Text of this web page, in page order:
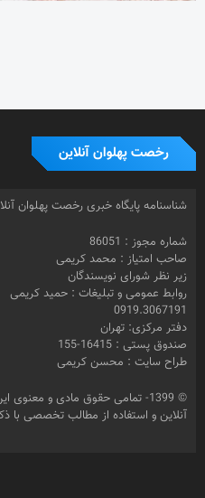
رخصت پهلوان آنلاین
شناسنامه پایگاه خبری رخصت پهلوان
شماره مجوز : 86051
صاحب امتیاز : محمد کریمی
زیر نظر شورای نویسندگان
روابط عمومی و تبلیغات : حمید کریمی
0919.3067191
دفتر مرکزی: تهران
صندوق پستی : 16415-155
طراح سایت : محسن کریمی
© 1399- تمامی حقوق مادی و
آنلاین و استفاده از مطالب تخصصی با